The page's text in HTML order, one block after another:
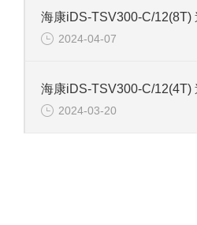
2024-04-07
2024-03-20